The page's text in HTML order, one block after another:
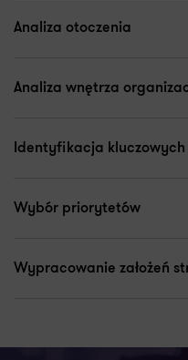
Analiza otoczenia
Analiza wnętrza
Identyfikacja kluczowych
Wybór priorytetów
Wypracowanie założeń